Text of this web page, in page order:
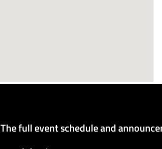
The full event schedule and